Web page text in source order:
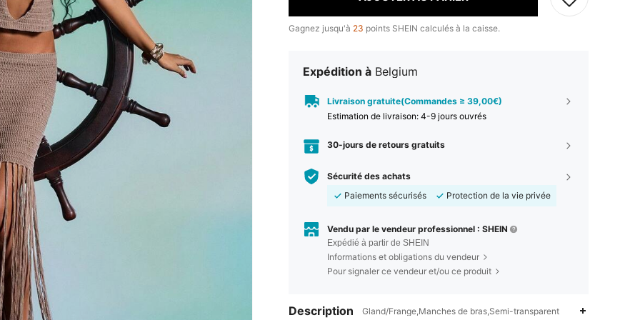
Gagnez jusqu'à 23 points SHEIN calculés à la caisse.
Expédition à Belgium
Livraison gratuite(Commandes ≥ 39,00€)
Estimation de livraison: 4-9 jours ouvrés
30-jours de retours gratuits
Sécurité des achats
Paiements sécurisés
Protection de la vie privée
Vendu par le vendeur professionnel : SHEIN
Expédié à partir de SHEIN
Informations et obligations du vendeur
Pour signaler ce vendeur et/ou ce produit
Description Gland/Frange,Manches de bras,Semi-transparent